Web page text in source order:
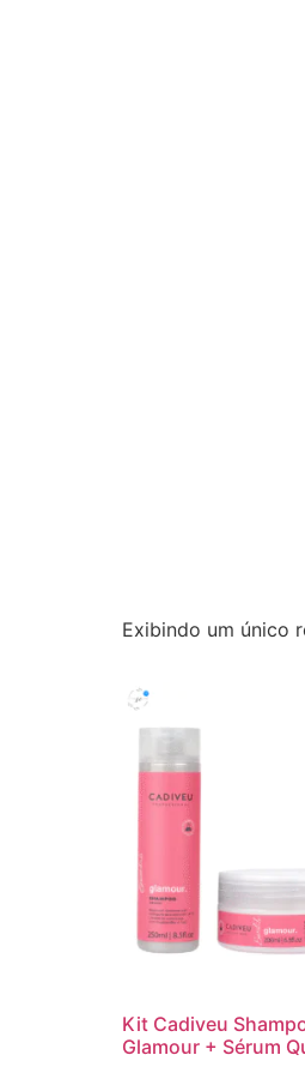
Exibindo um único
Kit Cadiveu
Glamour + Sérum